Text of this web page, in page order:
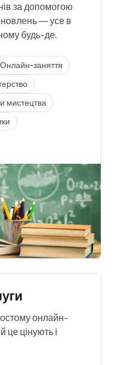
за допомогою
— усе в
будь-де.
Онлайн-заняття
мистецтва
онлайн-
цінують і